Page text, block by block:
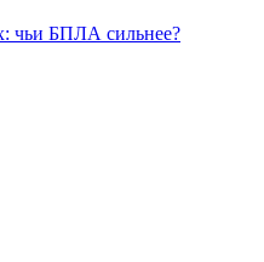
чьи БПЛА сильнее?